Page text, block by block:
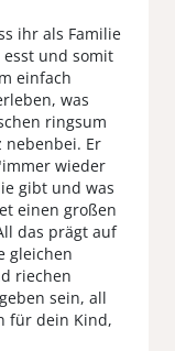
ihr als Familie
und somit
einfach
was
ringsum
nebenbei. Er
wieder
gibt und was
einen großen
das prägt auf
gleichen
riechen
sein, all
für dein Kind,